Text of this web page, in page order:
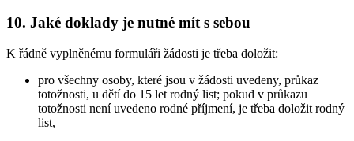
10. Jaké doklady je nutné mít s sebou
K řádně vyplněnému formuláři žádosti je třeba doložit:
pro všechny osoby, které jsou v žádosti uvedeny, průkaz
totožnosti, u dětí do 15 let rodný list; pokud v průkazu
totožnosti není uvedeno rodné příjmení, je třeba doložit rodný
list,